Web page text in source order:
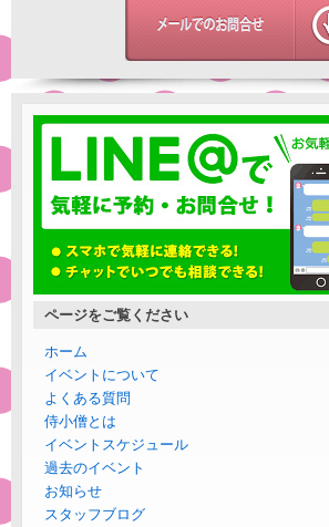
ページをご覧ください
ホーム
イベントについて
よくある質問
侍小僧とは
イベントスケジュール
過去のイベント
お知らせ
スタッフブログ